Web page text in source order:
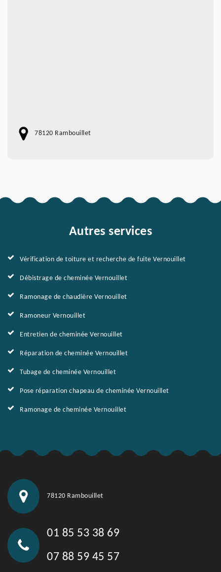
78120 Rambouillet
Autres services
Vérification de toiture et recherche de fuite Vernouillet
Débistrage de cheminée Vernouillet
Ramonage de chaudière Vernouillet
Ramoneur Vernouillet
Entretien de cheminée Vernouillet
Réparation de cheminée Vernouillet
Tubage de cheminée Vernouillet
Pose réparation chapeau de cheminée Vernouillet
Ramonage de cheminée Vernouillet
78120 Rambouillet
01 85 53 38 69
07 88 59 45 57